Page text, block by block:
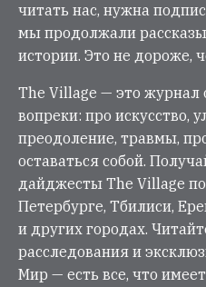
читать нас, нужна
мы продолжали
истории. Это не дороже,
The Village — это журнал
вопреки: про искусство,
преодоление, травмы,
оставаться собой.
дайджесты The Village
Петербурге, Тбилиси,
и других городах.
расследования и
Мир — есть все, что